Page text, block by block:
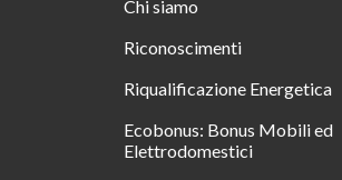
Chi siamo
Riconoscimenti
Riqualificazione Energetica
Ecobonus: Bonus Mobili ed
Elettrodomestici